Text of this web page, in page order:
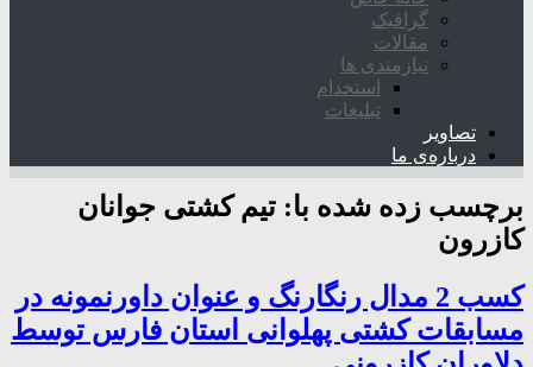
گرافیک
مقالات
نیازمندی ها
استخدام
تبلیغات
تصاویر
درباره‌ی ما
برچسب زده شده با: تیم کشتی جوانان
کازرون
کسب 2 مدال رنگارنگ و عنوان داورنمونه در
مسابقات کشتی پهلوانی استان فارس توسط